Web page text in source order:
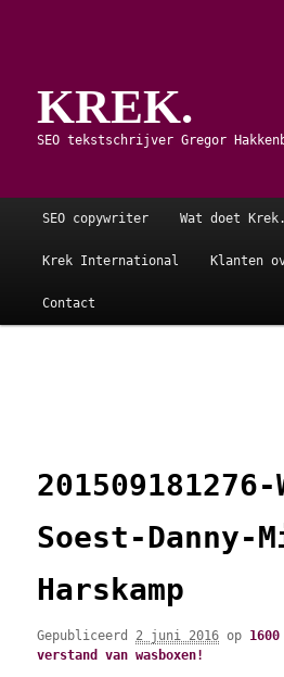
primaire
inhoudKREK.
SEO tekstschrijver Gregor
Hoofdmenu
SEO copywriter Wat doet
Krek International Klanten
Contact
Soest-Danny-
Harskamp
Gepubliceerd 2 juni 2016 op
verstand van wasboxen!